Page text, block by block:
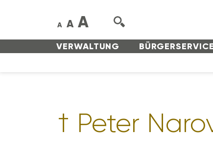
VERWAL­TUNG BÜRGER­SERVICE
A A A
† Peter